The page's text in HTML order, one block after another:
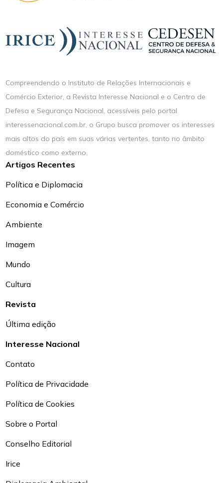
Compreendendo o Instituto de Relações Internacionais e
Comércio Exterior, a Revista Interesse Nacional e o Centro de
Defesa e Segurança Nacional, acessíveis pelo portal
interessenacional.com.br, o Grupo busca promover os interesses
mais altos do país em suas várias vertentes, tanto no âmbito
doméstico como externo.
Artigos Recentes
Política e Diplomacia
Economia e Comércio
Ambiente
Imagem
Mundo
Cultura
Revista
Última edição
Interesse Nacional
Contato
Política de Privacidade
Política de Cookies
Sobre o Portal
Conselho Editorial
Irice